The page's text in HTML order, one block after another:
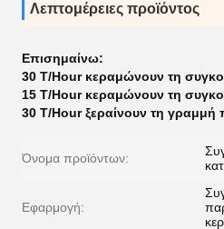
Λεπτομέρειες προϊόντος
Επισημαίνω:
30 T/Hour κεραμώνουν τη
15 T/Hour κεραμώνουν τη
30 T/Hour ξεραίνουν τη
Όνομα προϊόντων:
Εφαρμογή: